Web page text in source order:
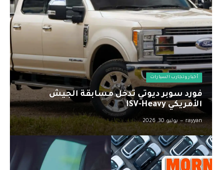
أخبار وتجارب السيارات
فورد سوبر ديوتي تدخل مسابقة الجيش
الأمريكي ISV-Heavy
rayyan يوليو 30, 2026